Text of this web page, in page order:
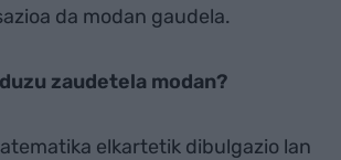
da modan gaudela.
zaudetela modan?
elkartetik dibulgazio lan